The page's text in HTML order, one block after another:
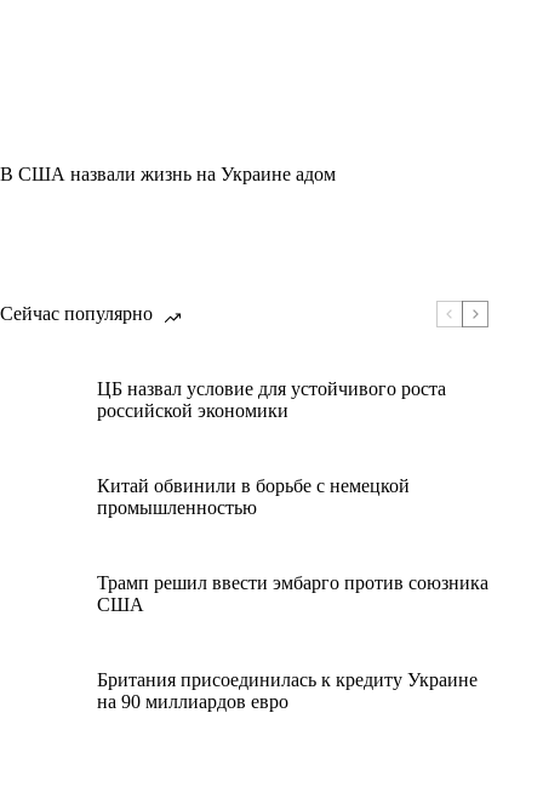
В США назвали жизнь на Украине адом
Сейчас популярно
ЦБ назвал условие для устойчивого роста
российской экономики
Китай обвинили в борьбе с немецкой
промышленностью
Трамп решил ввести эмбарго против союзника
США
Британия присоединилась к кредиту Украине
на 90 миллиардов евро